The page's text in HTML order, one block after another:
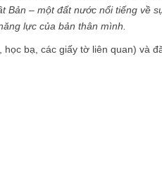
Bản – một đất nước nổi tiếng về
lực của bản thân mình.
bạ, các giấy tờ liên quan) và